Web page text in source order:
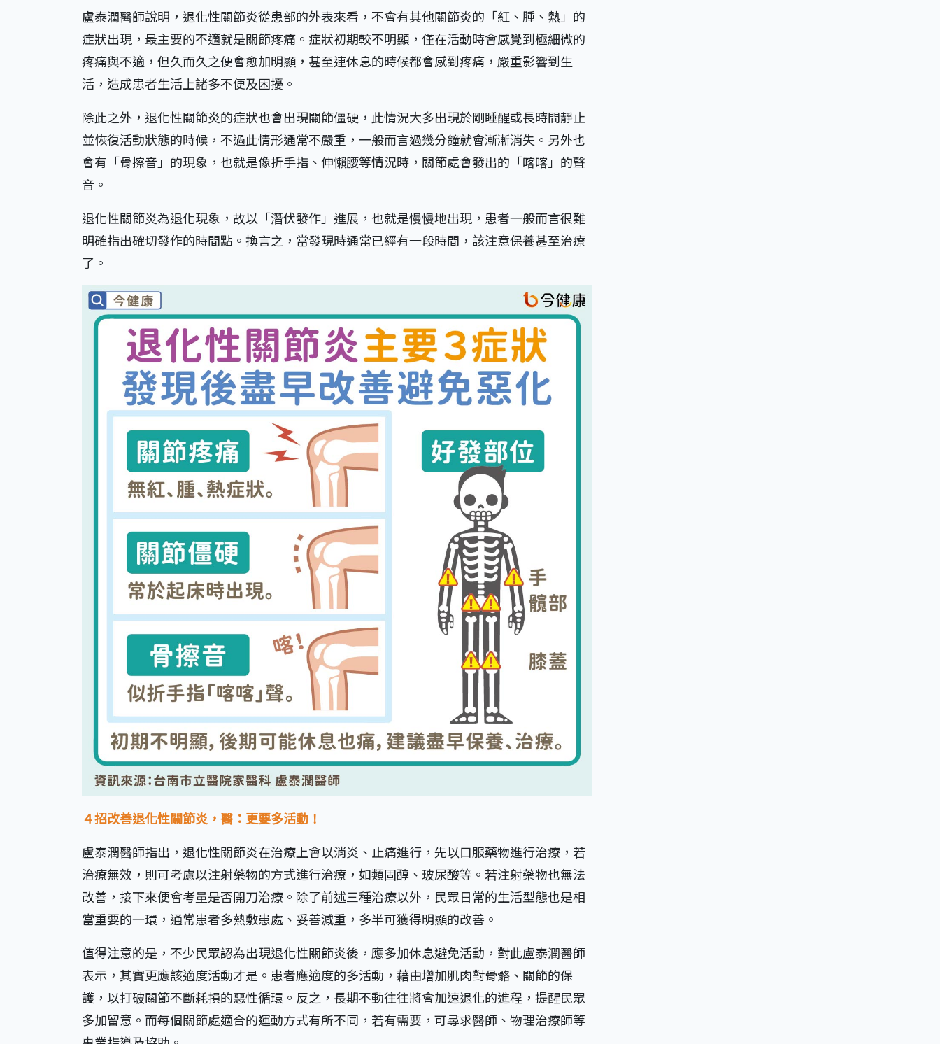
盧泰潤醫師說明，退化性關節炎從患部的外表來看，不會有其他關節炎的「紅、腫、熱」的
症狀出現，最主要的不適就是關節疼痛。症狀初期較不明顯，僅在活動時會感覺到極細微的
疼痛與不適，但久而久之便會愈加明顯，甚至連休息的時候都會感到疼痛，嚴重影響到生
活，造成患者生活上諸多不便及困擾。
除此之外，退化性關節炎的症狀也會出現關節僵硬，此情況大多出現於剛睡醒或長時間靜止
並恢復活動狀態的時候，不過此情形通常不嚴重，一般而言過幾分鐘就會漸漸消失。另外也
會有「骨擦音」的現象，也就是像折手指、伸懶腰等情況時，關節處會發出的「喀喀」的聲
音。
退化性關節炎為退化現象，故以「潛伏發作」進展，也就是慢慢地出現，患者一般而言很難
明確指出確切發作的時間點。換言之，當發現時通常已經有一段時間，該注意保養甚至治療
了。
４招改善退化性關節炎，醫：更要多活動！
盧泰潤醫師指出，退化性關節炎在治療上會以消炎、止痛進行，先以口服藥物進行治療，若
治療無效，則可考慮以注射藥物的方式進行治療，如類固醇、玻尿酸等。若注射藥物也無法
改善，接下來便會考量是否開刀治療。除了前述三種治療以外，民眾日常的生活型態也是相
當重要的一環，通常患者多熱敷患處、妥善減重，多半可獲得明顯的改善。
值得注意的是，不少民眾認為出現退化性關節炎後，應多加休息避免活動，對此盧泰潤醫師
表示，其實更應該適度活動才是。患者應適度的多活動，藉由增加肌肉對骨骼、關節的保
護，以打破關節不斷耗損的惡性循環。反之，長期不動往往將會加速退化的進程，提醒民眾
多加留意。而每個關節處適合的運動方式有所不同，若有需要，可尋求醫師、物理治療師等